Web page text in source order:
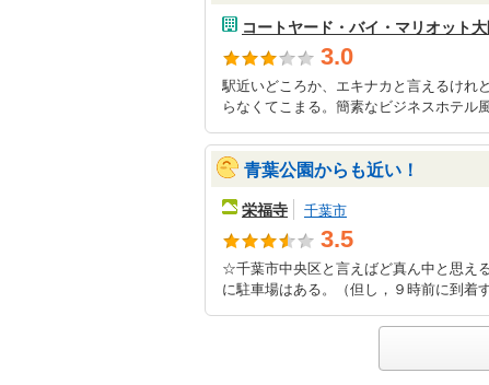
コートヤード・バイ・マリオット
3.0
駅近いどころか、エキナカと言えるけれ
らなくてこまる。簡素なビジネスホテル
青葉公園からも近い！
栄福寺 千葉市
3.5
☆千葉市中央区と言えばど真ん中と思え
に駐車場はある。（但し，９時前に到着